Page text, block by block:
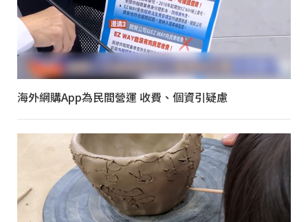
海外網購App為民間營運 收費、個資引疑慮